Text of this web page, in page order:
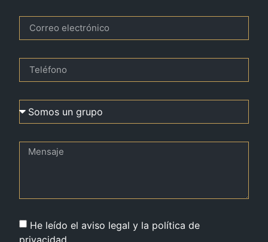
He leído el aviso legal y la política de
privacidad